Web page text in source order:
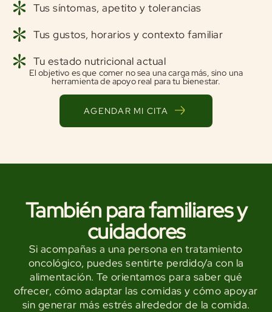
Tus síntomas, apetito y tolerancias
Tus gustos, horarios y contexto familiar
Tu estado nutricional actual
El objetivo es que comer no sea una carga más, sino una
herramienta de apoyo real para tu bienestar.
AGENDAR MI CITA
También para familiares y
cuidadores
Si acompañas a una persona en tratamiento
oncológico, puedes sentirte perdido/a con la
alimentación. Te orientamos para saber qué
ofrecer, cómo adaptar las comidas y cómo apoyar
sin generar más estrés alrededor de la comida.